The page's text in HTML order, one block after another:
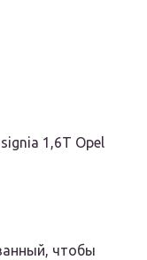
1,6T Opel
чтобы